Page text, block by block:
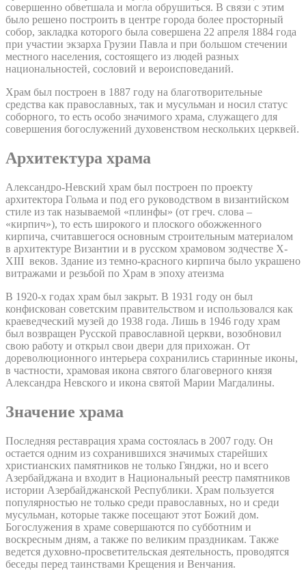
совершенно обветшала и могла обрушиться. В связи с этим
было решено построить в центре города более просторный
собор, закладка которого была совершена 22 апреля 1884 года
при участии экзарха Грузии Павла и при большом стечении
местного населения, состоящего из людей разных
национальностей, сословий и вероисповеданий.
Храм был построен в 1887 году на благотворительные
средства как православных, так и мусульман и носил статус
соборного, то есть особо значимого храма, служащего для
совершения богослужений духовенством нескольких церквей.
Архитектура храма
Александро-Невский храм был построен по проекту
архитектора Гольма и под его руководством в византийском
стиле из так называемой «плинфы» (от греч. слова –
«кирпич»), то есть широкого и плоского обожженного
кирпича, считавшегося основным строительным материалом
в архитектуре Византии и в русском храмовом зодчестве X-
XIII веков. Здание из темно-красного кирпича было украшено
витражами и резьбой по Храм в эпоху атеизма
В 1920-х годах храм был закрыт. В 1931 году он был
конфискован советским правительством и использовался как
краеведческий музей до 1938 года. Лишь в 1946 году храм
был возвращен Русской православной церкви, возобновил
свою работу и открыл свои двери для прихожан. От
дореволюционного интерьера сохранились старинные иконы,
в частности, храмовая икона святого благоверного князя
Александра Невского и икона святой Марии Магдалины.
Значение храма
Последняя реставрация храма состоялась в 2007 году. Он
остается одним из сохранившихся значимых старейших
христианских памятников не только Гянджи, но и всего
Азербайджана и входит в Национальный реестр памятников
истории Азербайджанской Республики. Храм пользуется
популярностью не только среди православных, но и среди
мусульман, которые также посещают этот Божий дом.
Богослужения в храме совершаются по субботним и
воскресным дням, а также по великим праздникам. Также
ведется духовно-просветительская деятельность, проводятся
беседы перед таинствами Крещения и Венчания.